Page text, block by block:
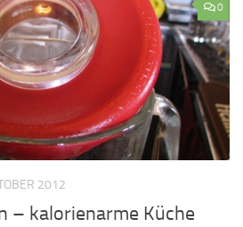
0
2012
– kalorienarme Küche